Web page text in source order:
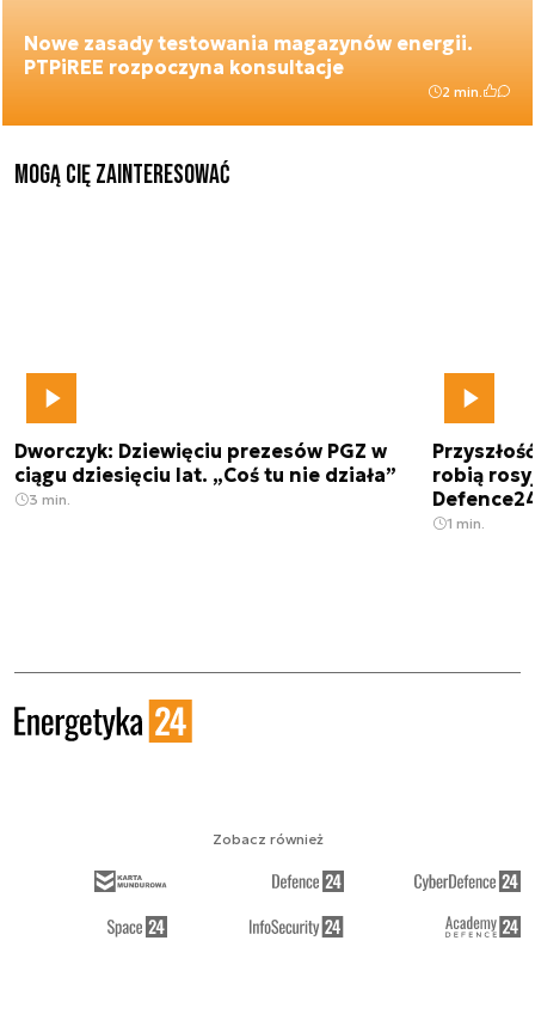
Nowe zasady testowania magazynów energii.
PTPiREE rozpoczyna konsultacje
2 min.
Mogą Cię zainteresować
Dworczyk: Dziewięciu prezesów PGZ w
ciągu dziesięciu lat. „Coś tu nie działa”
3 min.
robią
1 min.
Zobacz również